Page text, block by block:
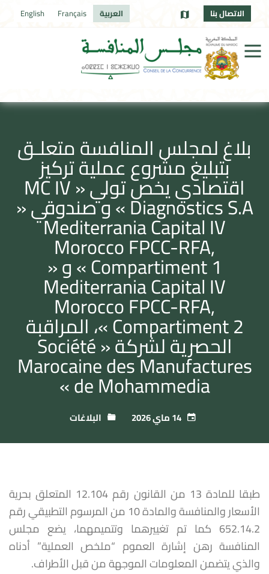
الاتصال بنا العربية Français
English
بلاغ لمجلس المنافسة متعلـق
بتبليغ مشروع عملية تركيز
اقتصادي يخص تولي « MC IV
Diagnostics S.A » و صندوقي «
Mediterrania Capital IV
Morocco FPCC-RFA,
Compartiment 1 » و «
Mediterrania Capital IV
Morocco FPCC-RFA,
Compartiment 2 »، المراقبة
الحصرية لشركة « Société
Marocaine des Manufactures
de Mohammedia »
14 ماي 2026 البلاغات
طبقا للمادة 13 من القانون رقم 12.104 المتعلق بحرية
الأسعار والمنافسة والمادة 10 من المرسوم التطبيقي رقم
652.14.2 كما تم تغييرهما وتتميمهما، يضع مجلس
المنافسة رهن إشارة العموم “ملخص العملية” أدناه
والذي يتضمن المعلومات الموجهة من قبل الأطراف.